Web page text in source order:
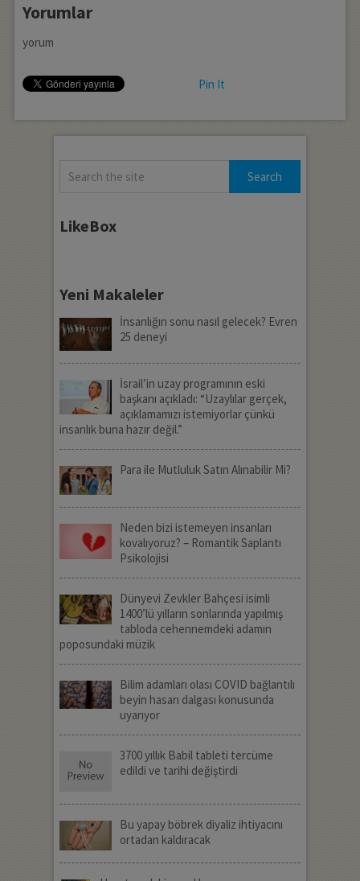
Yorumlar
yorum
Pin It
LikeBox
Yeni Makaleler
İnsanlığın sonu nasıl gelecek? Evren
25 deneyi
İsrail’in uzay programının eski
başkanı açıkladı: “Uzaylılar gerçek,
açıklamamızı istemiyorlar çünkü
insanlık buna hazır değil.”
Para ile Mutluluk Satın Alınabilir Mi?
Neden bizi istemeyen insanları
kovalıyoruz? – Romantik Saplantı
Psikolojisi
Dünyevi Zevkler Bahçesi isimli
1400’lü yılların sonlarında yapılmış
tabloda cehennemdeki adamın
poposundaki müzik
Bilim adamları olası COVID bağlantılı
beyin hasarı dalgası konusunda
uyarıyor
3700 yıllık Babil tableti tercüme
edildi ve tarihi değiştirdi
Bu yapay böbrek diyaliz ihtiyacını
ortadan kaldıracak